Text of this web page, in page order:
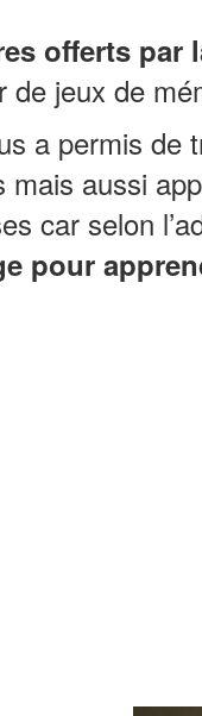
offerts par
de jeux de
a permis de
mais aussi
car selon
pour